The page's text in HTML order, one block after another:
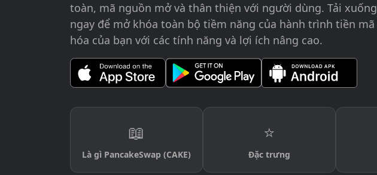
toàn, mã nguồn mở và thân thiện với người dùng. Tải xuống
ngay để mở khóa toàn bộ tiềm năng của hành trình tiền mã
hóa của bạn với các tính năng và lợi ích nâng cao.
📖
Là gì PancakeSwap (CAKE)
⭐
Đặc trưng